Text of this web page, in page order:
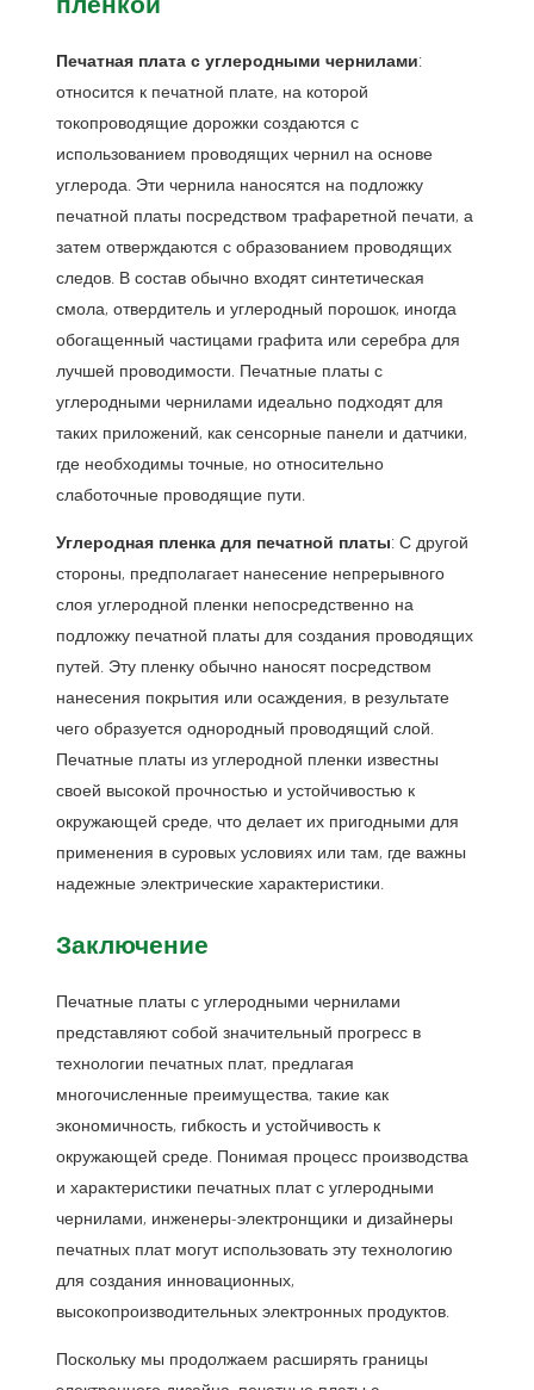
Печатная плата с углеродными чернилами:
относится к печатной плате, на которой
токопроводящие дорожки создаются с
использованием проводящих чернил на основе
углерода. Эти чернила наносятся на подложку
печатной платы посредством трафаретной печати, а
затем отверждаются с образованием проводящих
следов. В состав обычно входят синтетическая
смола, отвердитель и углеродный порошок, иногда
обогащенный частицами графита или серебра для
лучшей проводимости. Печатные платы с
углеродными чернилами идеально подходят для
таких приложений, как сенсорные панели и датчики,
где необходимы точные, но относительно
слаботочные проводящие пути.
Углеродная пленка для печатной платы: С другой
стороны, предполагает нанесение непрерывного
слоя углеродной пленки непосредственно на
подложку печатной платы для создания проводящих
путей. Эту пленку обычно наносят посредством
нанесения покрытия или осаждения, в результате
чего образуется однородный проводящий слой.
Печатные платы из углеродной пленки известны
своей высокой прочностью и устойчивостью к
окружающей среде, что делает их пригодными для
применения в суровых условиях или там, где важны
надежные электрические характеристики.
Заключение
Печатные платы с углеродными чернилами
представляют собой значительный прогресс в
технологии печатных плат, предлагая
многочисленные преимущества, такие как
экономичность, гибкость и устойчивость к
окружающей среде. Понимая процесс производства
и характеристики печатных плат с углеродными
чернилами, инженеры-электронщики и дизайнеры
печатных плат могут использовать эту технологию
для создания инновационных,
высокопроизводительных электронных продуктов.
Поскольку мы продолжаем расширять границы